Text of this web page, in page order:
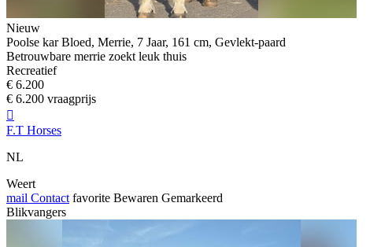
Nieuw
Poolse kar Bloed, Merrie, 7 Jaar, 161 cm, Gevlekt-paard
Betrouwbare merrie zoekt leuk thuis
Recreatief
€ 6.200
€ 6.200 vraagprijs

F.T Horses
NL
Weert
mail Contact favorite Bewaren Gemarkeerd
Blikvangers